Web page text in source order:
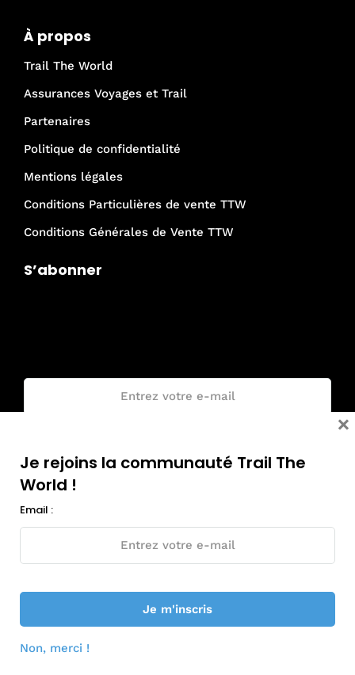
À propos
Trail The World
Assurances Voyages et Trail
Partenaires
Politique de confidentialité
Mentions légales
Conditions Particulières de vente TTW
Conditions Générales de Vente TTW
S’abonner
Je rejoins la communauté Trail The
World !
Email :
Non, merci !
×